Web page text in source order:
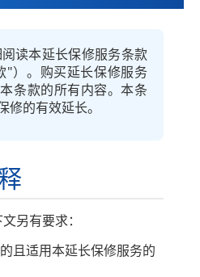
读本延长保修服务条款
"）。购买延长保修服务
条款的所有内容。本条
修的有效延长。
另有要求：
且适用本延长保修服务的